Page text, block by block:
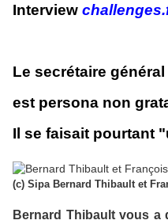
Interview
Le secrétaire général
est persona non
Il se faisait pourtant
(c) Sipa Bernard Thibault et
Bernard Thibault vous a